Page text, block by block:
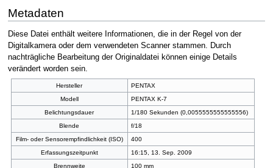
Metadaten
Diese Datei enthält weitere Informationen, die in der Regel von der
Digitalkamera oder dem verwendeten Scanner stammen. Durch
nachträgliche Bearbeitung der Originaldatei können einige Details
verändert worden sein.
Hersteller
PENTAX
Modell
PENTAX K-7
Belichtungsdauer
1/180 Sekunden (0,0055555555555556)
Blende
f/18
Film- oder Sensorempfindlichkeit (ISO)
400
Erfassungszeitpunkt
16:15, 13. Sep. 2009
Brennweite
100 mm